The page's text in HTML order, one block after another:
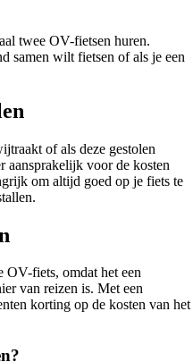
twee OV-fietsen huren.
samen wilt fietsen of als je een
of als deze gestolen
aansprakelijk voor de kosten
om altijd goed op je fiets te
OV-fiets, omdat het een
van reizen is. Met een
korting op de kosten van het